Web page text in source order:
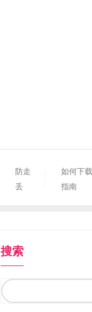
防走
丢
如何下
指南
搜索